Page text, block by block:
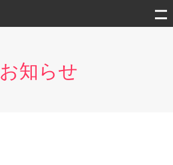
お知らせ